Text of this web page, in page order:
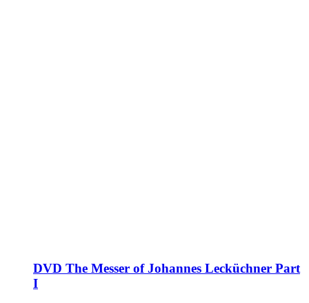
DVD The Messer of Johannes Lecküchner Part
I